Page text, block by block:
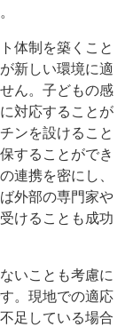
体制を築くこと
新しい環境に適
ん。子どもの感
対応することが
ンを設けること
することができ
連携を密にし、
外部の専門家や
けることも成功
いことも考慮に
。現地での適応
足している場合